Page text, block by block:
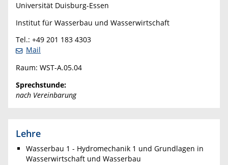
Universität Duisburg-Essen
Institut für Wasserbau und Wasserwirtschaft
Tel.: +49 201 183 4303
Mail
Raum: WST-A.05.04
Sprechstunde:
nach Vereinbarung
Lehre
Wasserbau 1 - Hydromechanik 1 und Grundlagen in
Wasserwirtschaft und Wasserbau